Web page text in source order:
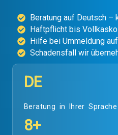
Beratung auf Deutsch
Haftpflicht bis
Hilfe bei Ummeldung
Schadensfall wir
DE
Beratung in Ihrer Sprache
8+